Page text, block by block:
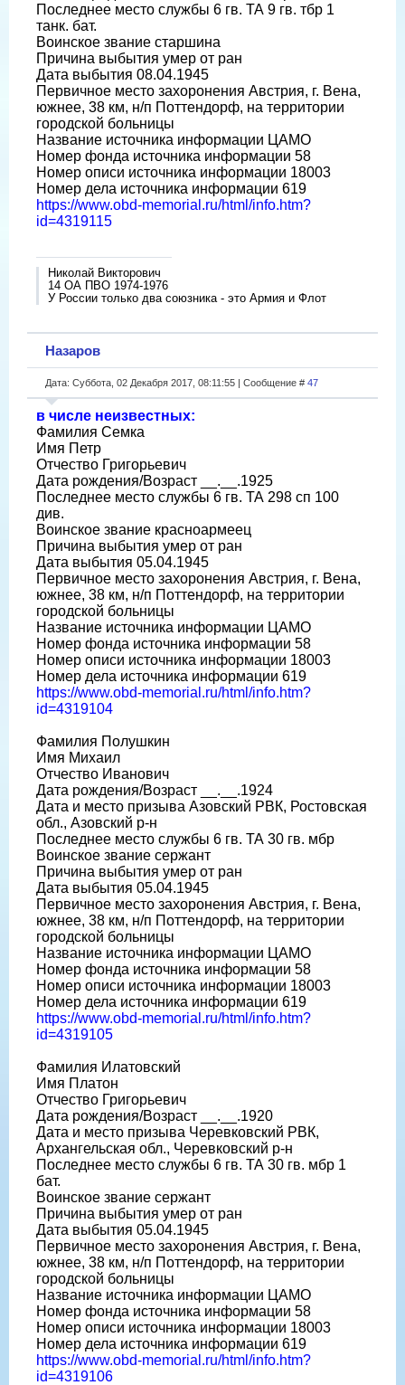
Последнее место службы 6 гв. ТА 9 гв. тбр 1
танк. бат.
Воинское звание старшина
Причина выбытия умер от ран
Дата выбытия 08.04.1945
Первичное место захоронения Австрия, г. Вена,
южнее, 38 км, н/п Поттендорф, на территории
городской больницы
Название источника информации ЦАМО
Номер фонда источника информации 58
Номер описи источника информации 18003
Номер дела источника информации 619
https://www.obd-memorial.ru/html/info.htm?
id=4319115
Николай Викторович
14 ОА ПВО 1974-1976
У России только два союзника - это Армия и Флот
Назаров
Дата: Суббота, 02 Декабря 2017, 08:11:55 | Сообщение # 47
в числе неизвестных:
Фамилия Семка
Имя Петр
Отчество Григорьевич
Дата рождения/Возраст __.__.1925
Последнее место службы 6 гв. ТА 298 сп 100
див.
Воинское звание красноармеец
Причина выбытия умер от ран
Дата выбытия 05.04.1945
Первичное место захоронения Австрия, г. Вена,
южнее, 38 км, н/п Поттендорф, на территории
городской больницы
Название источника информации ЦАМО
Номер фонда источника информации 58
Номер описи источника информации 18003
Номер дела источника информации 619
https://www.obd-memorial.ru/html/info.htm?
id=4319104
Фамилия Полушкин
Имя Михаил
Отчество Иванович
Дата рождения/Возраст __.__.1924
Дата и место призыва Азовский РВК, Ростовская
обл., Азовский р-н
Последнее место службы 6 гв. ТА 30 гв. мбр
Воинское звание сержант
Причина выбытия умер от ран
Дата выбытия 05.04.1945
Первичное место захоронения Австрия, г. Вена,
южнее, 38 км, н/п Поттендорф, на территории
городской больницы
Название источника информации ЦАМО
Номер фонда источника информации 58
Номер описи источника информации 18003
Номер дела источника информации 619
https://www.obd-memorial.ru/html/info.htm?
id=4319105
Фамилия Илатовский
Имя Платон
Отчество Григорьевич
Дата рождения/Возраст __.__.1920
Дата и место призыва Черевковский РВК,
Архангельская обл., Черевковский р-н
Последнее место службы 6 гв. ТА 30 гв. мбр 1
бат.
Воинское звание сержант
Причина выбытия умер от ран
Дата выбытия 05.04.1945
Первичное место захоронения Австрия, г. Вена,
южнее, 38 км, н/п Поттендорф, на территории
городской больницы
Название источника информации ЦАМО
Номер фонда источника информации 58
Номер описи источника информации 18003
Номер дела источника информации 619
https://www.obd-memorial.ru/html/info.htm?
id=4319106